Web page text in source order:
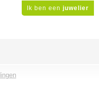
Ik ben een juwelier